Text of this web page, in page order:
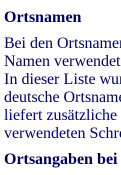
Ortsnamen
Bei den
Namen
In dieser Liste
deutsche
liefert
verwendeten
Ortsangaben